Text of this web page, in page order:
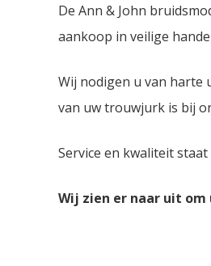
De Ann & John
aankoop in veilige
Wij nodigen u van harte
van uw trouwjurk is bij
Service en kwaliteit
Wij zien er naar uit om